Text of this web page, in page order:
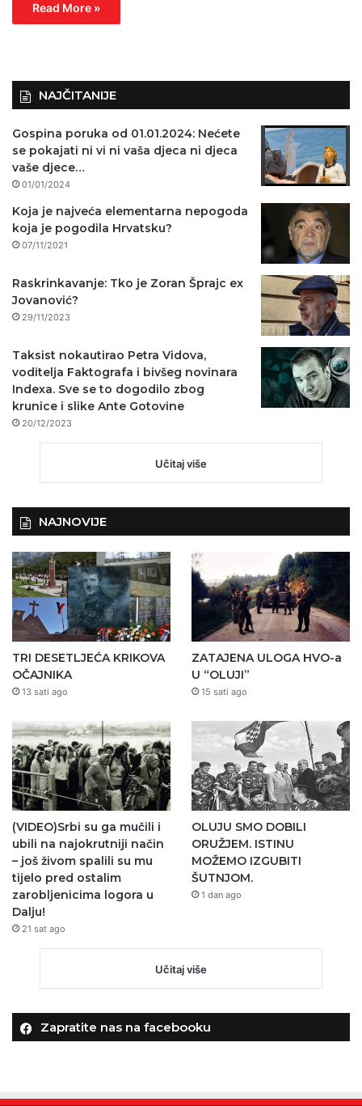
Read More »
NAJČITANIJE
Gospina poruka od 01.01.2024: Nećete
se pokajati ni vi ni vaša djeca ni djeca
vaše djece…
01/01/2024
Koja je najveća elementarna nepogoda
koja je pogodila Hrvatsku?
07/11/2021
Raskrinkavanje: Tko je Zoran Šprajc ex
Jovanović?
29/11/2023
Taksist nokautirao Petra Vidova,
voditelja Faktografa i bivšeg novinara
Indexa. Sve se to dogodilo zbog
krunice i slike Ante Gotovine
20/12/2023
Učitaj više
NAJNOVIJE
TRI DESETLJEĆA KRIKOVA
OČAJNIKA
13 sati ago
ZATAJENA ULOGA HVO-a
U “OLUJI”
15 sati ago
(VIDEO)Srbi su ga mučili i
ubili na najokrutniji način
– još živom spalili su mu
tijelo pred ostalim
zarobljenicima logora u
Dalju!
21 sat ago
OLUJU SMO DOBILI
ORUŽJEM. ISTINU
MOŽEMO IZGUBITI
ŠUTNJOM.
1 dan ago
Učitaj više
Zapratite nas na facebooku